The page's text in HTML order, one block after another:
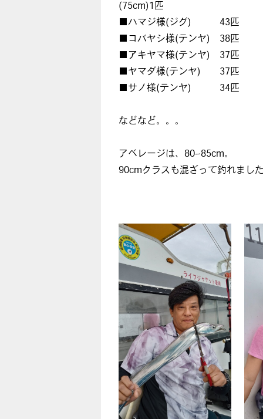
(75cm)1匹
■ハマジ様(ジグ) 43匹
■コバヤシ様(テンヤ) 38匹
■アキヤマ様(テンヤ) 37匹
■ヤマダ様(テンヤ) 37匹
■サノ様(テンヤ) 34匹
などなど。。。
アベレージは、80~85cm。
90cmクラスも混ざって釣れまし